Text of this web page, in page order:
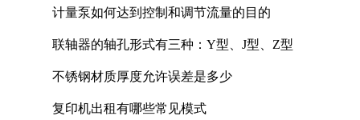
计量泵如何达到控制和调节流量的目的
联轴器的轴孔形式有三种：Y型、J型、Z型
不锈钢材质厚度允许误差是多少
复印机出租有哪些常见模式